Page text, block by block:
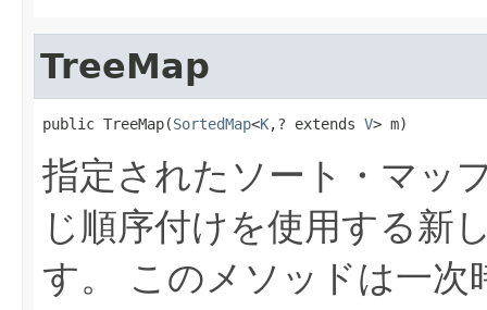
TreeMap
public TreeMap(SortedMap<K,? extends V> m)
指定されたソート・マッ
じ順序付けを使用する新
す。
このメソッドは一次